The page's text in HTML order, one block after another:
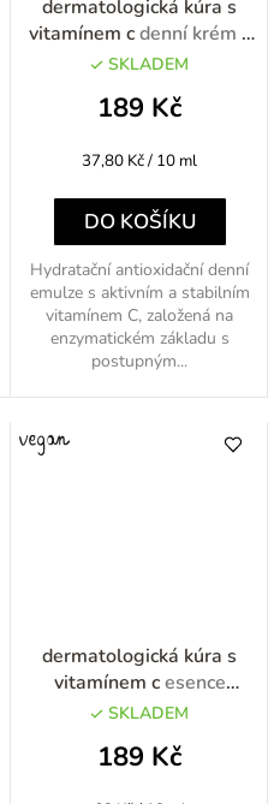
dermatologická kúra s
vitamínem cdenní krém s
vitamínem C 50ml
SKLADEM
189 Kč
Měrná
37,80 Kč / 10 ml
DO KOŠÍKU
Hydratační antioxidační denní
emulze s aktivním a stabilním
vitamínem C, založená na
enzymatickém základu s
postupným...
dermatologická kúra s
vitamínem cesence
revitalizační s vitamínem C
SKLADEM
189 Kč